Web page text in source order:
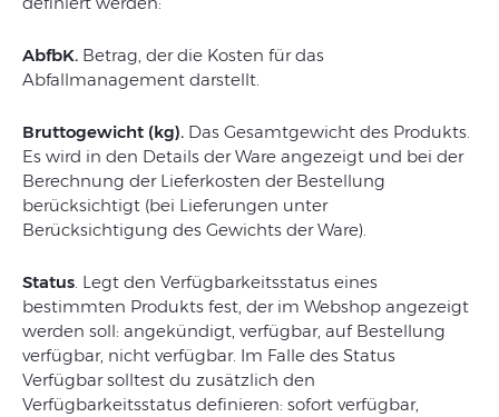
AbfbK. Betrag, der die Kosten für das
Abfallmanagement darstellt.
Bruttogewicht (kg). Das Gesamtgewicht des Produkts.
Es wird in den Details der Ware angezeigt und bei der
Berechnung der Lieferkosten der Bestellung
berücksichtigt (bei Lieferungen unter
Berücksichtigung des Gewichts der Ware).
Status. Legt den Verfügbarkeitsstatus eines
bestimmten Produkts fest, der im Webshop angezeigt
werden soll: angekündigt, verfügbar, auf Bestellung
verfügbar, nicht verfügbar. Im Falle des Status
Verfügbar solltest du zusätzlich den
Verfügbarkeitsstatus definieren: sofort verfügbar,